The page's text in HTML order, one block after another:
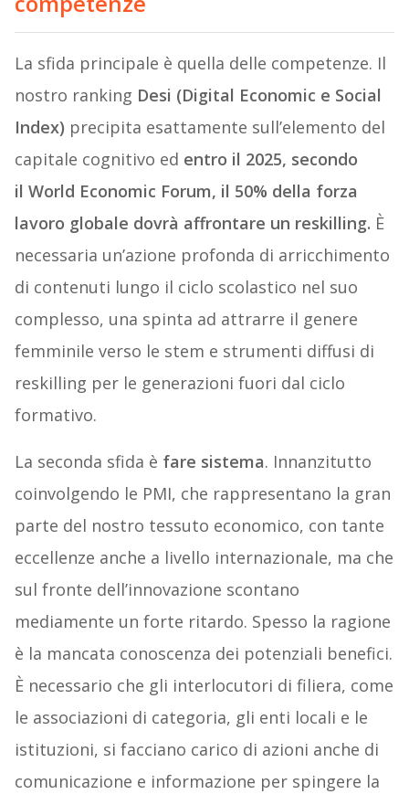
La sfida principale è quella delle competenze. Il
nostro ranking Desi (Digital Economic e Social
Index) precipita esattamente sull’elemento del
capitale cognitivo ed entro il 2025, secondo
il World Economic Forum, il 50% della forza
lavoro globale dovrà affrontare un reskilling. È
necessaria un’azione profonda di arricchimento
di contenuti lungo il ciclo scolastico nel suo
complesso, una spinta ad attrarre il genere
femminile verso le stem e strumenti diffusi di
reskilling per le generazioni fuori dal ciclo
formativo.
La seconda sfida è fare sistema. Innanzitutto
coinvolgendo le PMI, che rappresentano la gran
parte del nostro tessuto economico, con tante
eccellenze anche a livello internazionale, ma che
sul fronte dell’innovazione scontano
mediamente un forte ritardo. Spesso la ragione
è la mancata conoscenza dei potenziali benefici.
È necessario che gli interlocutori di filiera, come
le associazioni di categoria, gli enti locali e le
istituzioni, si facciano carico di azioni anche di
comunicazione e informazione per spingere la